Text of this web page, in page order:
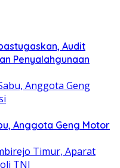
Audit
Penyalahgunaan
Anggota Geng Motor